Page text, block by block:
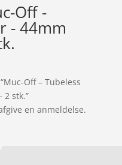
Off -
- 44mm
Off – Tubeless
2 stk.”
en anmeldelse.